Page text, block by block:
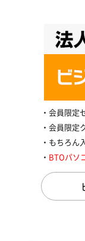
会員限定
会員限定
もちろん
BTOパソ